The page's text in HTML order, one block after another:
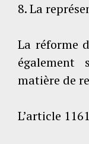
8. La
La réforme
matière de
L’article